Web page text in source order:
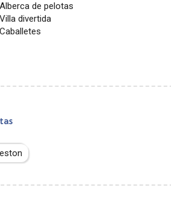
Alberca de pelotas
Villa divertida
Caballetes